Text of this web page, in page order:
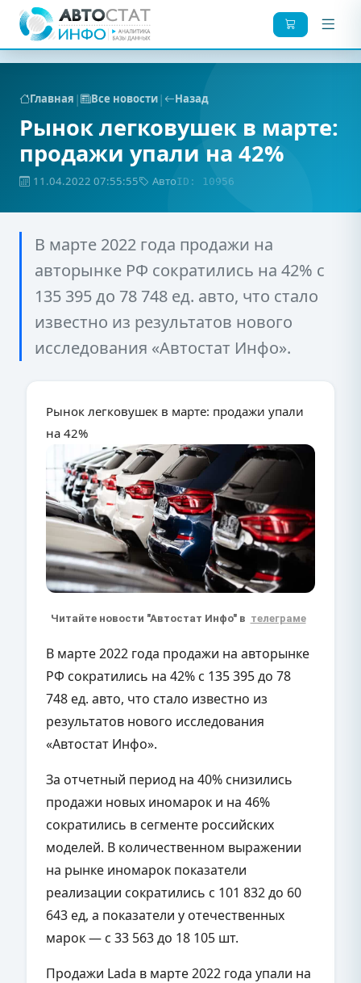
Главная | Все новости| Назад
Рынок легковушек в марте:
продажи упали на 42%
11.04.2022 07:55:55 АвтоID: 10956
В марте 2022 года продажи на
авторынке РФ сократились на 42% с
135 395 до 78 748 ед. авто, что стало
известно из результатов нового
исследования «Автостат Инфо».
Рынок легковушек в марте: продажи упали
на 42%
Читайте новости "Автостат Инфо" в телеграме
В марте 2022 года продажи на авторынке
РФ сократились на 42% с 135 395 до 78
748 ед. авто, что стало известно из
результатов нового исследования
«Автостат Инфо».
За отчетный период на 40% снизились
продажи новых иномарок и на 46%
сократились в сегменте российских
моделей. В количественном выражении
на рынке иномарок показатели
реализации сократились с 101 832 до 60
643 ед, а показатели у отечественных
марок — с 33 563 до 18 105 шт.
Продажи Lada в марте 2022 года упали на